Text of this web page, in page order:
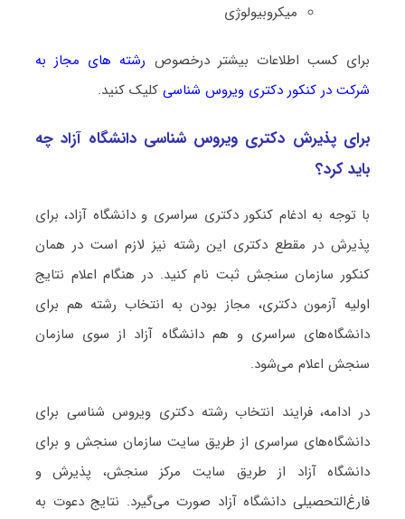
میکروبیولوژی
برای کسب اطلاعات بیشتر درخصوص رشته های مجاز به
شرکت در کنکور دکتری وﻳﺮوس ﺷﻨﺎسیکلیک کنید.
برای پذیرش دکتری وﻳﺮوس ﺷﻨﺎسی دانشگاه آزاد چه
باید کرد؟
با توجه به ادغام کنکور دکتری سراسری و دانشگاه آزاد، برای
پذیرش در مقطع دکتری این رشته نیز لازم است در همان
کنکور سازمان سنجش ثبت نام کنید. در هنگام اعلام نتایج
اولیه آزمون دکتری، مجاز بودن به انتخاب رشته هم برای
دانشگاه‌های سراسری و هم دانشگاه آزاد از سوی سازمان
سنجش اعلام می‌شود.
در ادامه، فرایند انتخاب رشته دکتری وﻳﺮوس ﺷﻨﺎسی برای
دانشگاه‌های سراسری از طریق سایت سازمان سنجش و برای
دانشگاه آزاد از طریق سایت مرکز سنجش، پذیرش و
فارغ‌التحصیلی دانشگاه آزاد صورت می‌گیرد. نتایج دعوت به